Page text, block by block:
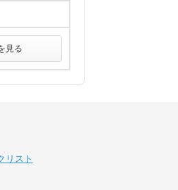
見る
リスト